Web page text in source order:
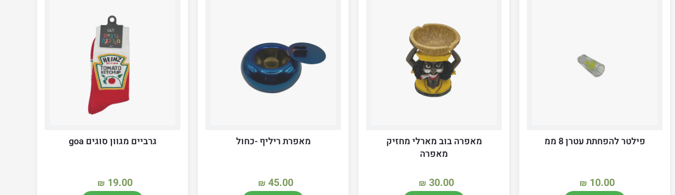
פילטר להפחתת עטרן 8 ממ
₪ 10.00
מאפרה בוב מארלי מחזיק
מאפרה
₪ 30.00
מאפרת ריליף -כחול
₪ 45.00
גרביים מגוון סוגים goa
₪ 19.00